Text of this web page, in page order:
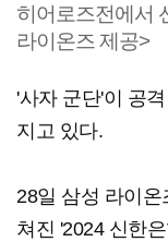
히어로즈전에서
라이온즈 제공>
'사자 군단'이 공
지고 있다.
28일 삼성 라이
쳐진 '2024 신한